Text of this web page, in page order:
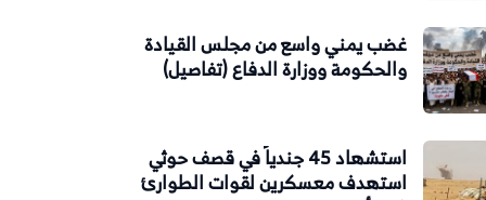
غضب يمني واسع من مجلس القيادة
والحكومة ووزارة الدفاع (تفاصيل)
استشهاد 45 جندياً في قصف حوثي
استهدف معسكرين لقوات الطوارئ